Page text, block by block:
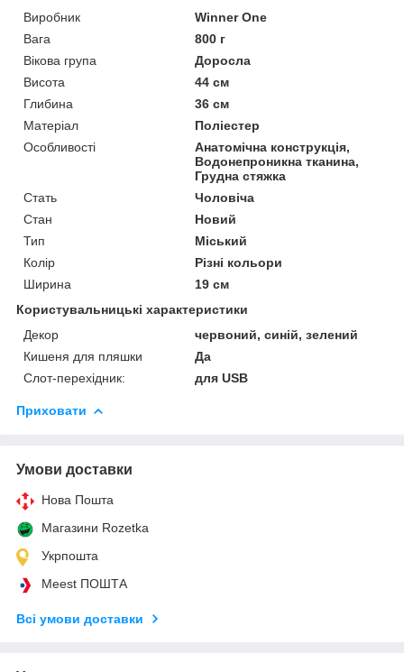
Виробник
Winner One
Вага
800 г
Вікова група
Доросла
Висота
44 см
Глибина
36 см
Матеріал
Поліестер
Особливості
Анатомічна конструкція,
Водонепроникна тканина,
Грудна стяжка
Стать
Чоловіча
Стан
Новий
Тип
Міський
Колір
Різні кольори
Ширина
19 см
Користувальницькі характеристики
Декор
червоний, синій, зелений
Кишеня для пляшки
Да
Слот-перехідник:
для USB
Приховати
Умови доставки
Нова Пошта
Магазини Rozetka
Укрпошта
Meest ПОШТА
Всі умови доставки